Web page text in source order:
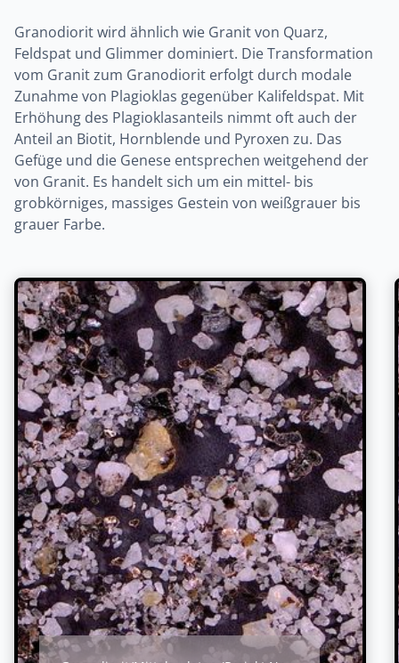
Granodiorit wird ähnlich wie Granit von Quarz,
Feldspat und Glimmer dominiert. Die Transformation
vom Granit zum Granodiorit erfolgt durch modale
Zunahme von Plagioklas gegenüber Kalifeldspat. Mit
Erhöhung des Plagioklasanteils nimmt oft auch der
Anteil an Biotit, Hornblende und Pyroxen zu. Das
Gefüge und die Genese entsprechen weitgehend der
von Granit. Es handelt sich um ein mittel- bis
grobkörniges, massiges Gestein von weißgrauer bis
grauer Farbe.